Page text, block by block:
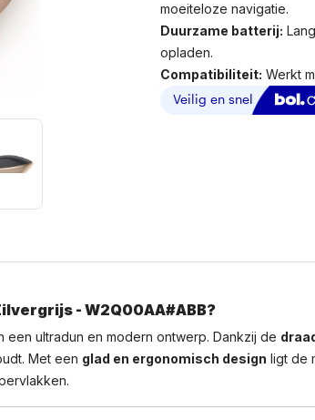
moeiteloze navigatie.
Duurzame batterij:
opladen.
Compatibiliteit: Werkt
- W2Q00AA#ABB?
een ultradun en modern ontwerp. Dankzij de
Met een glad en ergonomisch design ligt de